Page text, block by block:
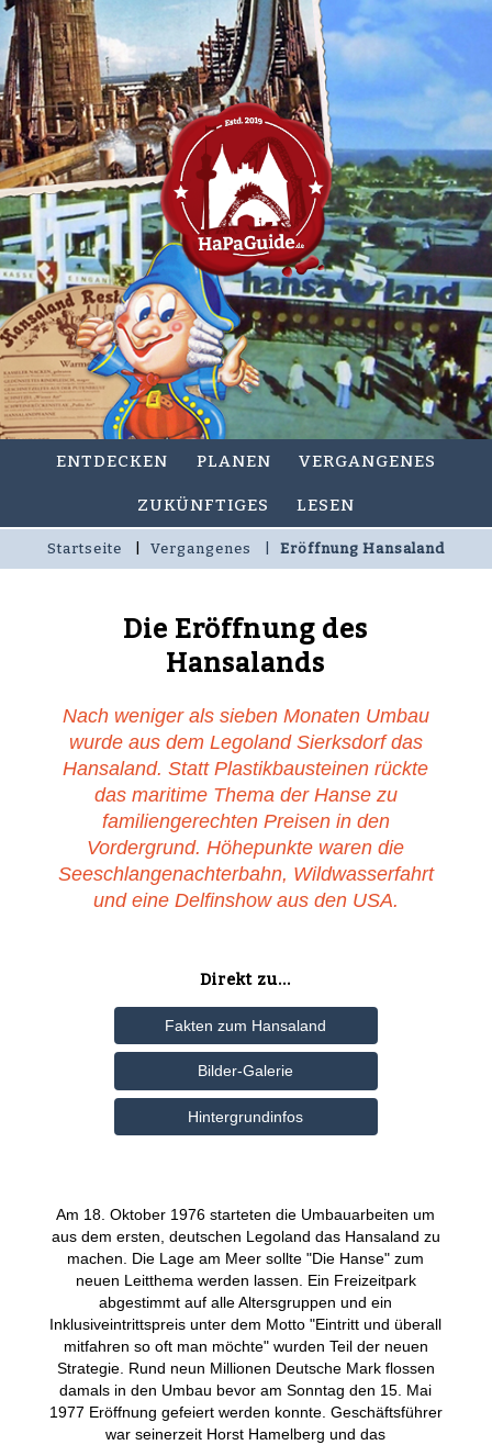
ENTDECKEN PLANEN VERGANGENES
ZUKÜNFTIGES LESEN
Startseite Vergangenes Eröffnung Hansaland
Die Eröffnung des
Hansalands
Nach weniger als sieben Monaten Umbau
wurde aus dem Legoland Sierksdorf das
Hansaland. Statt Plastikbausteinen rückte
das maritime Thema der Hanse zu
familiengerechten Preisen in den
Vordergrund. Höhepunkte waren die
Seeschlangenachterbahn, Wildwasserfahrt
und eine Delfinshow aus den USA.
Direkt zu...
Fakten zum Hansaland
Bilder-Galerie
Hintergrundinfos
Am 18. Oktober 1976 starteten die Umbauarbeiten um
aus dem ersten, deutschen Legoland das Hansaland zu
machen. Die Lage am Meer sollte "Die Hanse" zum
neuen Leitthema werden lassen. Ein Freizeitpark
abgestimmt auf alle Altersgruppen und ein
Inklusiveintrittspreis unter dem Motto "Eintritt und überall
mitfahren so oft man möchte" wurden Teil der neuen
Strategie. Rund neun Millionen Deutsche Mark flossen
damals in den Umbau bevor am Sonntag den 15. Mai
1977 Eröffnung gefeiert werden konnte. Geschäftsführer
war seinerzeit Horst Hamelberg und das